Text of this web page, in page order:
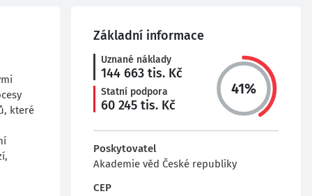
které
Základní informace
Uznané náklady
144 663 tis. Kč
Statní podpora
60 245 tis. Kč
41%
Poskytovatel
Akademie věd České republiky
CEP